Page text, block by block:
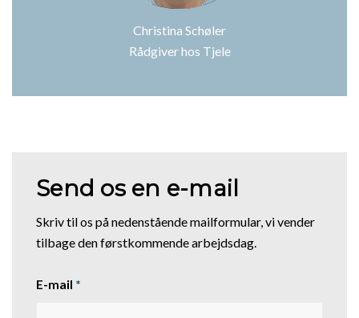
Christina Schøler
Rådgiver hos Tjele
Send os en e-mail
Skriv til os på nedenstående mailformular, vi vender
tilbage den førstkommende arbejdsdag.
E-mail *